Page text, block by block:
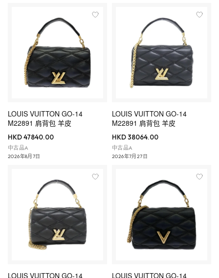
LOUIS VUITTON GO-14
M22891 肩背包 羊皮
HKD 47840.00
中古品A
2026年8月7日
LOUIS VUITTON GO-14
M22891 肩背包 羊皮
HKD 38064.00
中古品A
2026年7月27日
LOUIS VUITTON GO-14
LOUIS VUITTON GO-14